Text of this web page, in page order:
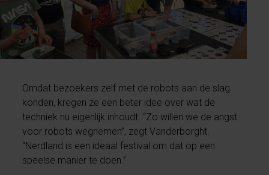
Omdat bezoekers zelf met de robots aan de slag
konden, kregen ze een beter idee over wat de
techniek nu eigenlijk inhoudt. “Zo willen we de angst
voor robots wegnemen”, zegt Vanderborght.
“Nerdland is een ideaal festival om dat op een
speelse manier te doen.”